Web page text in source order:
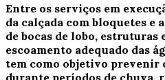
Entre os serviços em
da calçada com bloquetes e
de bocas de lobo, estruturas
escoamento adequado das
tem como objetivo prevenir
durante períodos de chuva,